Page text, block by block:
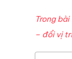
Trong
– đổi vị